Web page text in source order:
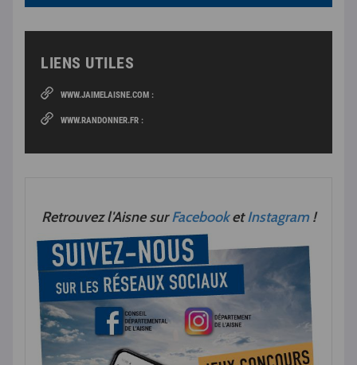
LIENS UTILES
WWW.JAIMELAISNE.COM :
WWW.RANDONNER.FR :
Retrouvez l'Aisne surFacebooketInstagram !